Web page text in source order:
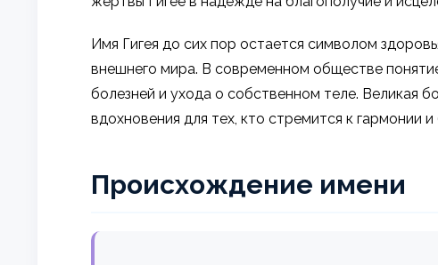
Имя Гигея до сих пор остается символом
внешнего мира. В современном обществе
болезней и ухода о собственном теле. Великая
вдохновения для тех, кто стремится к гармонии
Происхождение имени